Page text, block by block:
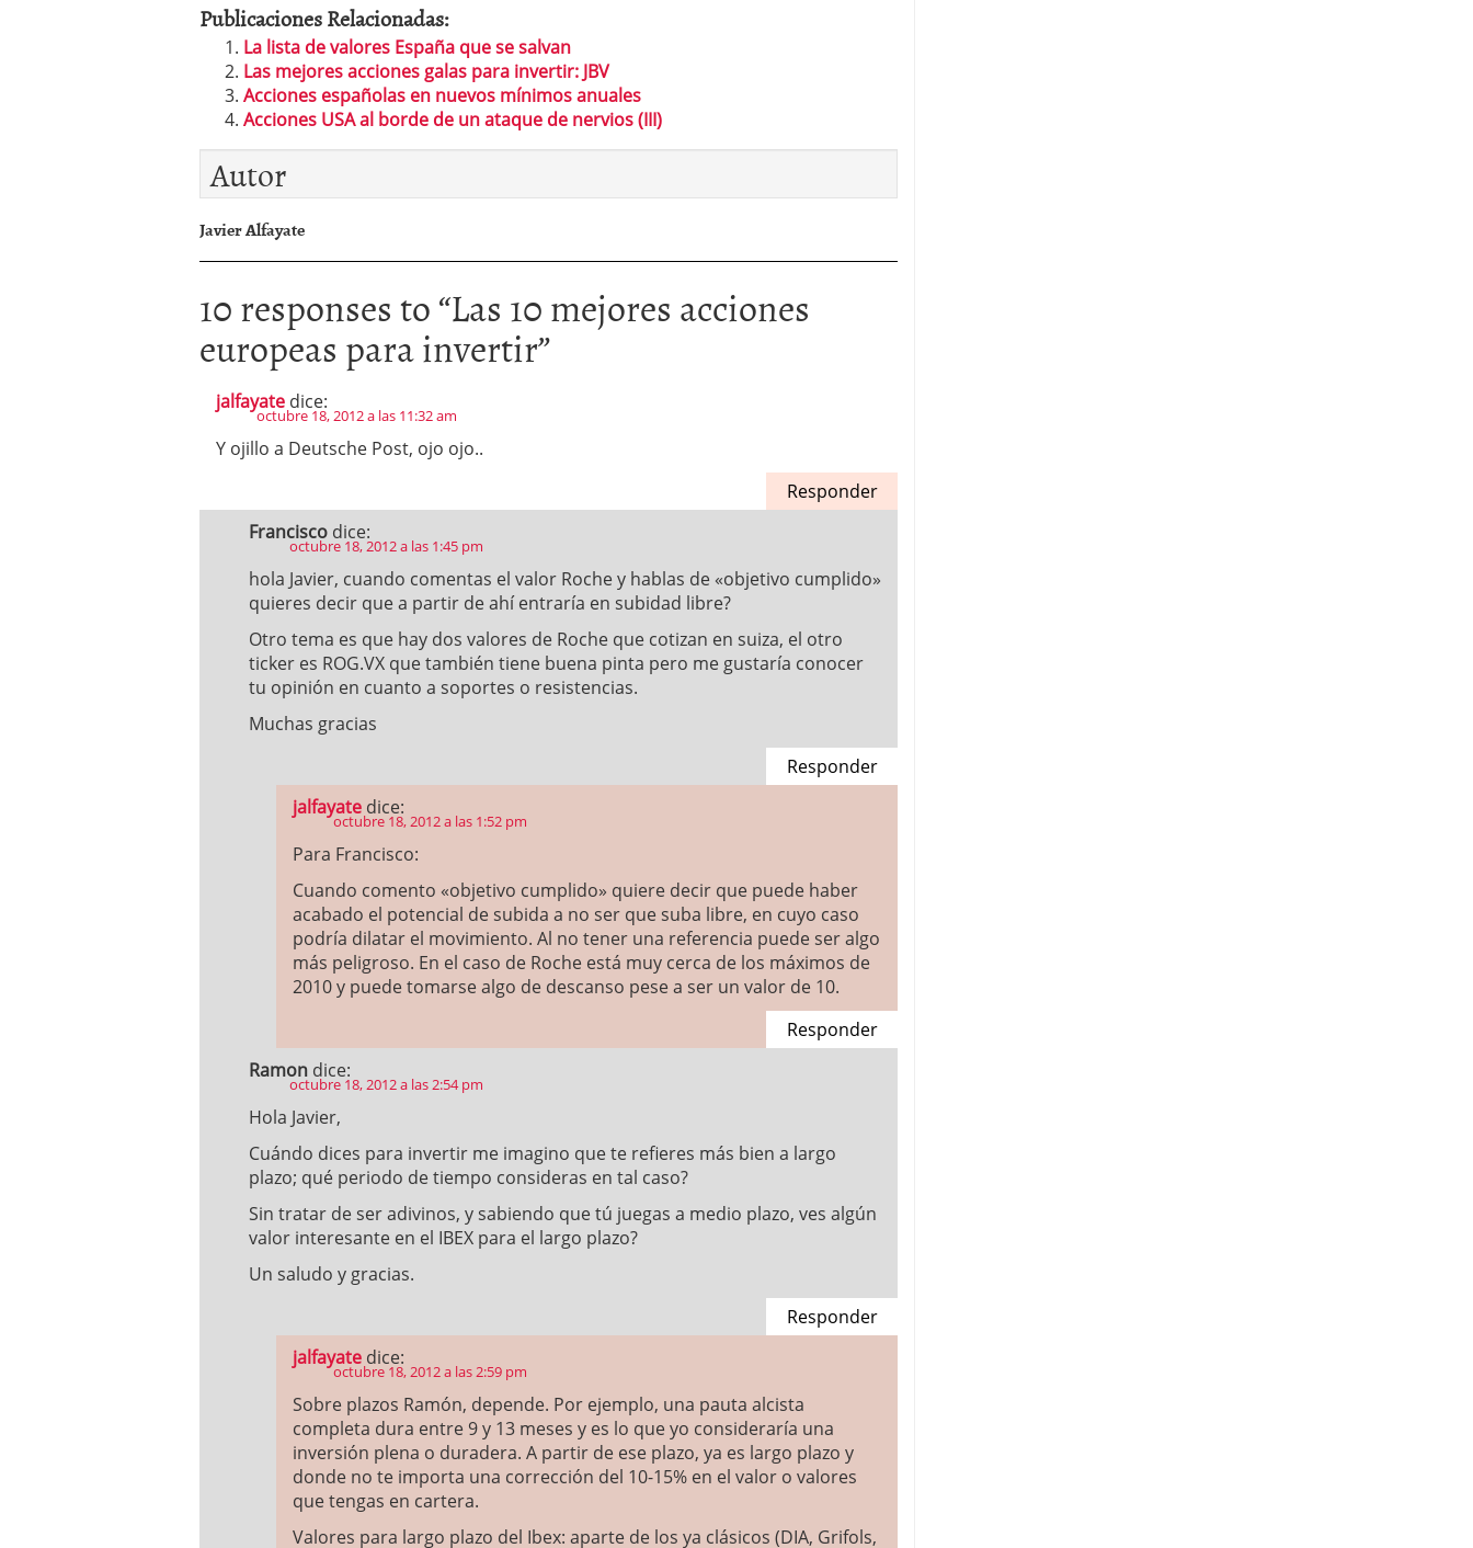
Publicaciones Relacionadas:
La lista de valores España que se salvan
Las mejores acciones galas para invertir: JBV
Acciones españolas en nuevos mínimos anuales
Acciones USA al borde de un ataque de nervios (III)
Autor
Javier Alfayate
10 responses to “Las 10 mejores acciones
europeas para invertir”
jalfayate dice:
octubre 18, 2012 a las 11:32 am
Y ojillo a Deutsche Post, ojo ojo..
Responder
Francisco dice:
octubre 18, 2012 a las 1:45 pm
hola Javier, cuando comentas el valor Roche y hablas de «objetivo cumplido»
quieres decir que a partir de ahí entraría en subidad libre?
Otro tema es que hay dos valores de Roche que cotizan en suiza, el otro
ticker es ROG.VX que también tiene buena pinta pero me gustaría conocer
tu opinión en cuanto a soportes o resistencias.
Muchas gracias
Responder
jalfayate dice:
octubre 18, 2012 a las 1:52 pm
Para Francisco:
Cuando comento «objetivo cumplido» quiere decir que puede haber
acabado el potencial de subida a no ser que suba libre, en cuyo caso
podría dilatar el movimiento. Al no tener una referencia puede ser algo
más peligroso. En el caso de Roche está muy cerca de los máximos de
2010 y puede tomarse algo de descanso pese a ser un valor de 10.
Responder
Ramon dice:
octubre 18, 2012 a las 2:54 pm
Hola Javier,
Cuándo dices para invertir me imagino que te refieres más bien a largo
plazo; qué periodo de tiempo consideras en tal caso?
Sin tratar de ser adivinos, y sabiendo que tú juegas a medio plazo, ves algún
valor interesante en el IBEX para el largo plazo?
Un saludo y gracias.
Responder
jalfayate dice:
octubre 18, 2012 a las 2:59 pm
Sobre plazos Ramón, depende. Por ejemplo, una pauta alcista
completa dura entre 9 y 13 meses y es lo que yo consideraría una
inversión plena o duradera. A partir de ese plazo, ya es largo plazo y
donde no te importa una corrección del 10-15% en el valor o valores
que tengas en cartera.
Valores para largo plazo del Ibex: aparte de los ya clásicos (DIA, Grifols,